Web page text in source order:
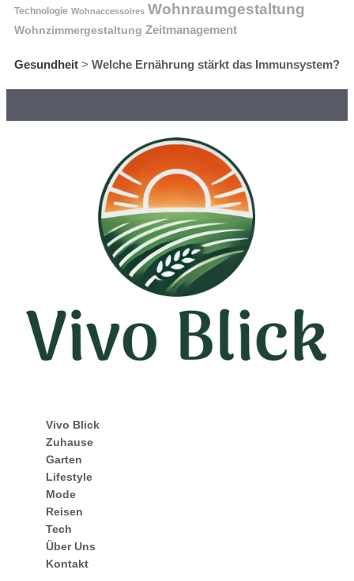
Technologie Wohnaccessoires Wohnraumgestaltung
Wohnzimmergestaltung Zeitmanagement
Gesundheit > Welche Ernährung stärkt das Immunsystem?
Vivo Blick
Zuhause
Garten
Lifestyle
Mode
Reisen
Tech
Über Uns
Kontakt